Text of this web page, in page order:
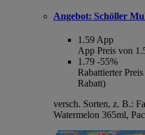
Angebot: Schöller
1.59 App
App Preis von
1.79 -55%
Rabattierter
Rabatt)
versch. Sorten, z. B.:
Watermelon 365ml,